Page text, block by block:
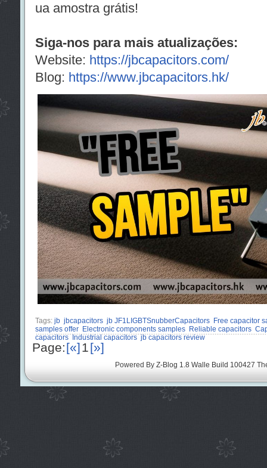
ua amostra grátis!
Siga-nos para mais atualizações:
Website: https://jbcapacitors.com/
Blog: https://www.jbcapacitors.hk/
Tags: jb jbcapacitors jb JF1LIGBTSnubberCapacitors
Free capacitor
samples offer
Electronic components samples Reliable capacitors
capacitors
Industrial capacitors jb capacitors review
Page:[«]1[»]
Powered By Z-Blog 1.8 Walle Build 100427